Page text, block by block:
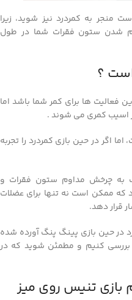
به کمردرد نیز شوید، زیرا
شدن ستون فقرات شما در طول
است ؟
فعالیت ها برای کمر شما باشد اما
اسیب کمری می شوند .
اگر در حین بازی کمردرد را تجربه
به چرخش مداوم ستون فقرات و
که ممکن است نه تنها برای عضلات
قرار دهد.
در حین بازی پینگ پنگ آورده شده
بررسی کنیم و مطمئن شوید که در
بازی تنیس روی میز